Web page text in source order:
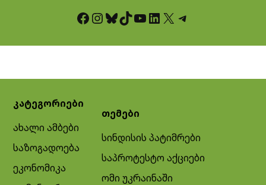
Facebook InstagramBluesky TikTok YouTube LinkedIn X Telegram
კატეგორიები
ახალი ამბები
საზოგადოება
ეკონომიკა
თემები
სინდისის პატიმრები
საპროტესტო აქციები
ომი უკრაინაში